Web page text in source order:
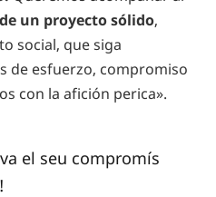
un proyecto sólido,
social, que siga
de esfuerzo, compromiso
con la afición perica».
el seu compromís
!